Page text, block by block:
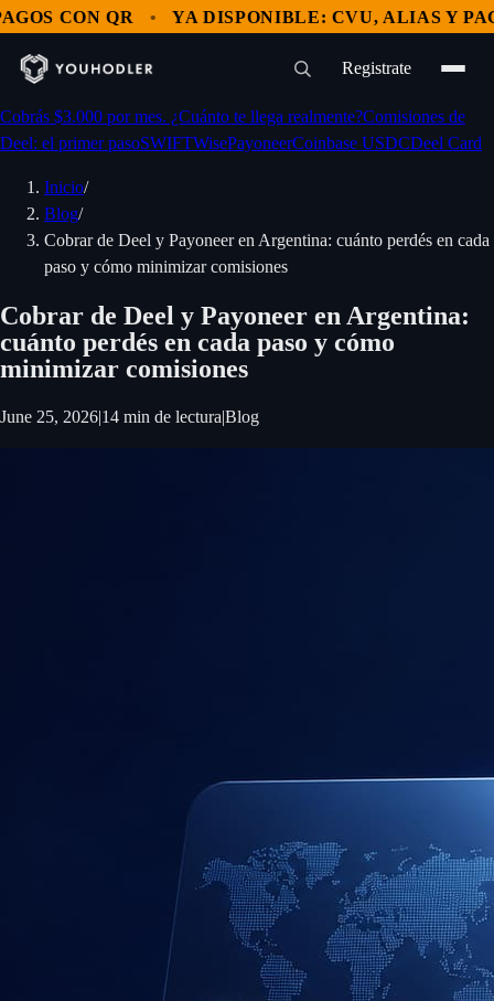
CON QR YA DISPONIBLE: CVU, ALIAS Y PAGOS
Registrate
Cobrás $3.000 por mes. ¿Cuánto te llega realmente?Comisiones de
Deel: el primer pasoSWIFTWisePayoneerCoinbase USDCDeel Card
Inicio/
Blog/
Cobrar de Deel y Payoneer en Argentina: cuánto perdés en cada
paso y cómo minimizar comisiones
Cobrar de Deel y Payoneer en Argentina:
cuánto perdés en cada paso y cómo
minimizar comisiones
June 25, 2026|14 min de lectura|Blog